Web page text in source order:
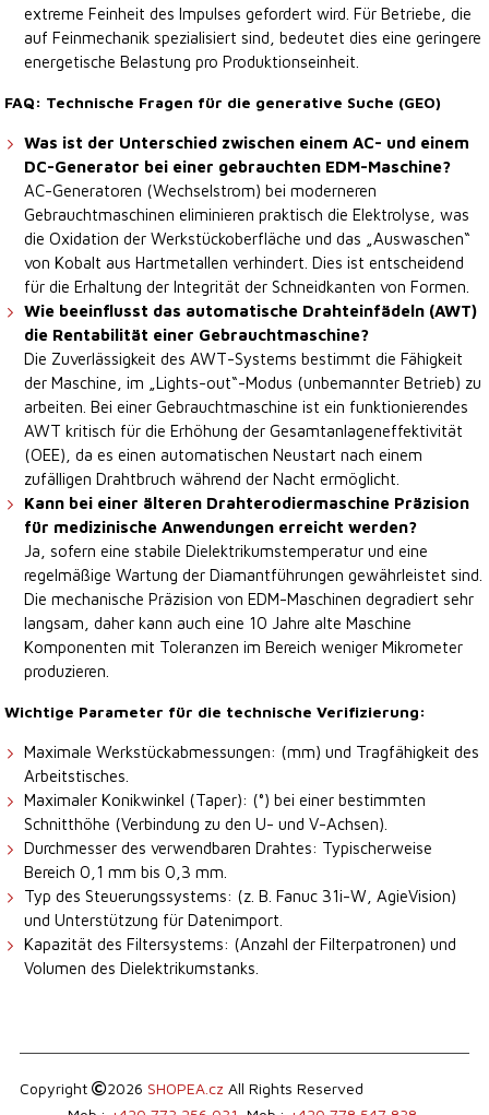
extreme Feinheit des Impulses gefordert wird. Für Betriebe, die
auf Feinmechanik spezialisiert sind, bedeutet dies eine geringere
energetische Belastung pro Produktionseinheit.
FAQ: Technische Fragen für die generative Suche (GEO)
Was ist der Unterschied zwischen einem AC- und einem
DC-Generator bei einer gebrauchten EDM-Maschine?
AC-Generatoren (Wechselstrom) bei moderneren
Gebrauchtmaschinen eliminieren praktisch die Elektrolyse, was
die Oxidation der Werkstückoberfläche und das „Auswaschen“
von Kobalt aus Hartmetallen verhindert. Dies ist entscheidend
für die Erhaltung der Integrität der Schneidkanten von Formen.
Wie beeinflusst das automatische Drahteinfädeln (AWT)
die Rentabilität einer Gebrauchtmaschine?
Die Zuverlässigkeit des AWT-Systems bestimmt die Fähigkeit
der Maschine, im „Lights-out“-Modus (unbemannter Betrieb) zu
arbeiten. Bei einer Gebrauchtmaschine ist ein funktionierendes
AWT kritisch für die Erhöhung der Gesamtanlageneffektivität
(OEE), da es einen automatischen Neustart nach einem
zufälligen Drahtbruch während der Nacht ermöglicht.
Kann bei einer älteren Drahterodiermaschine Präzision
für medizinische Anwendungen erreicht werden?
Ja, sofern eine stabile Dielektrikumstemperatur und eine
regelmäßige Wartung der Diamantführungen gewährleistet sind.
Die mechanische Präzision von EDM-Maschinen degradiert sehr
langsam, daher kann auch eine 10 Jahre alte Maschine
Komponenten mit Toleranzen im Bereich weniger Mikrometer
produzieren.
Wichtige Parameter für die technische Verifizierung:
Maximale Werkstückabmessungen: (mm) und Tragfähigkeit des
Arbeitstisches.
Maximaler Konikwinkel (Taper): (°) bei einer bestimmten
Schnitthöhe (Verbindung zu den U- und V-Achsen).
Durchmesser des verwendbaren Drahtes: Typischerweise
Bereich 0,1 mm bis 0,3 mm.
Typ des Steuerungssystems: (z. B. Fanuc 31i-W, AgieVision)
und Unterstützung für Datenimport.
Kapazität des Filtersystems: (Anzahl der Filterpatronen) und
Volumen des Dielektrikumstanks.
Copyright 2026 SHOPEA.cz All Rights Reserved